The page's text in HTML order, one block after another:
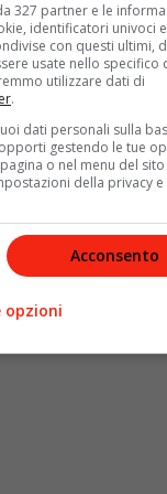
del freddo
è qualcosa di
concetti simili ma
conservazione del
ampio, che
consolidata e
la versione più
327 partner e le
identificatori univoci
con questi ultimi,
usate nello specifico
utilizzare dati di
.
dati personali sulla
gestendo le tue
o nel menu del
della privacy e
Acconsento
opzioni